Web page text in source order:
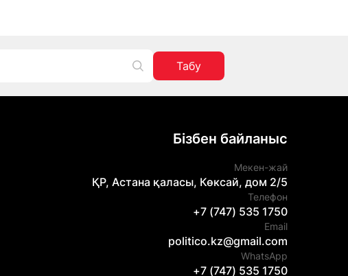
Табу
Бізбен байланыс
Мекен-жай
ҚР, Астана қаласы, Көксай, дом 2/5
Телефон
+7 (747) 535 1750
Email
politico.kz@gmail.com
WhatsApp
+7 (747) 535 1750